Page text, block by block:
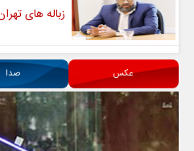
زباله های
عکس صدا